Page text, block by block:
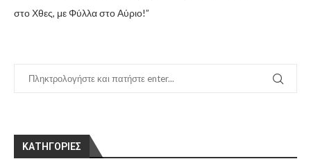
στο Χθες, με Φύλλα στο Αύριο!”
KΑΤΗΓΟΡΊΕΣ